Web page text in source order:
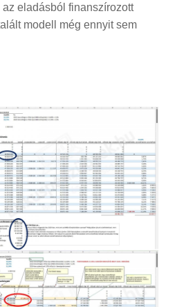
eladásból finanszírozott
modell még ennyit sem